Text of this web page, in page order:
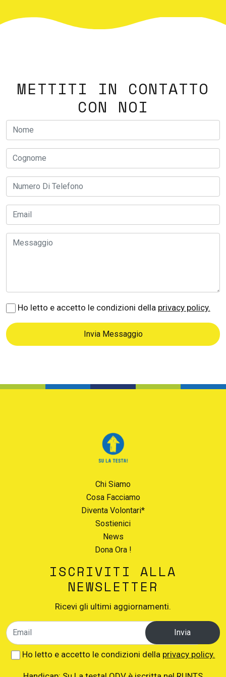
METTITI IN CONTATTO
CON NOI
Ho letto e accetto le condizioni della privacy policy.
Invia Messaggio
Chi Siamo
Cosa Facciamo
Diventa Volontari*
Sostienici
News
Dona Ora !
ISCRIVITI ALLA
NEWSLETTER
Ricevi gli ultimi aggiornamenti.
Invia
Ho letto e accetto le condizioni della privacy policy.